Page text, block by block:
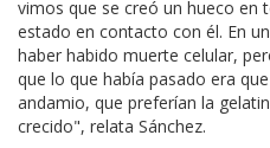
vimos que se creó un hueco en
estado en contacto con él. En
haber habido muerte celular,
que lo que había pasado era
andamio, que preferían la
crecido", relata Sánchez.